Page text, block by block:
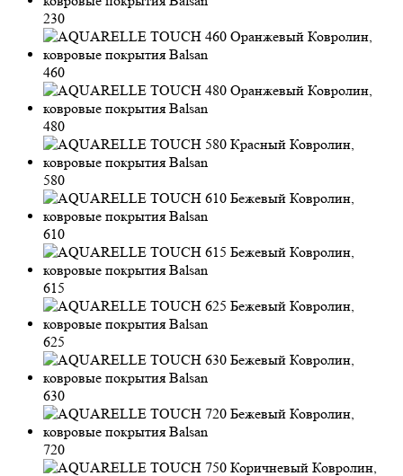
230
460
480
580
610
615
625
630
720